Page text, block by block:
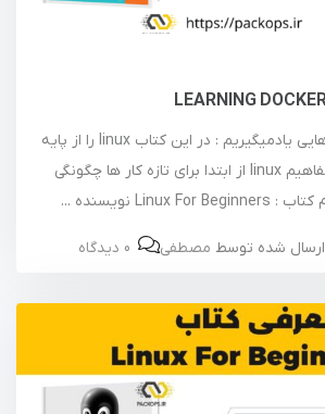
در این کتاب چه چیزهایی یادمیگیریم : در این کتاب linux را از پایه
یاد بگیرید. توضیح مفاهیم linux از ابتدا برای تازه کار ها چگونگی
ارسال شده توسط مصطفی 0 دیدگاه